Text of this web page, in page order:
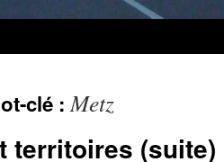
clé :Metz
territoires